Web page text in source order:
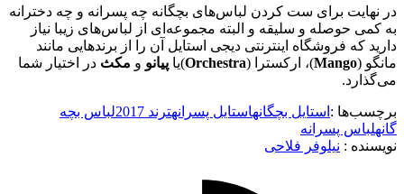
در نهایت برای ست کردن لباس‌های بچگانه چه پسرانه و چه دخترانه
به کمی حوصله و سلیقه و البته مجموعه‌ای از لباس‌های زیبا نیاز
دارید که فروشگاه اینترنتی دیجی استایل آن را از برندهایی مانند
مانگو (Mango)، ارکسترا (Orchestra)یا پیانو و مکث در اختیار شما
می‌گذارد.
برچسب‌ها : استایل بچگانهاستایل پسرانهترند 2017
لباس بچه
گانهلباس پسرانه
نویسنده :‌ نیلوفر فلاحی